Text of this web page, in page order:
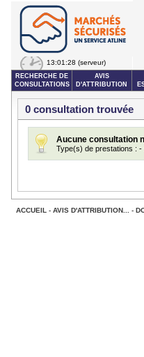
13:01:28 (serveur)
RECHERCHE DE
CONSULTATIONS
AVIS
D'ATTRIBUTION
0 consultation trouvée
Aucune consultation
Type(s) de prestations :
ACCUEIL - AVIS D'ATTRIBUTION... -